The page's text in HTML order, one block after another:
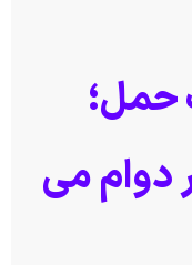
حمل؛
دوام می